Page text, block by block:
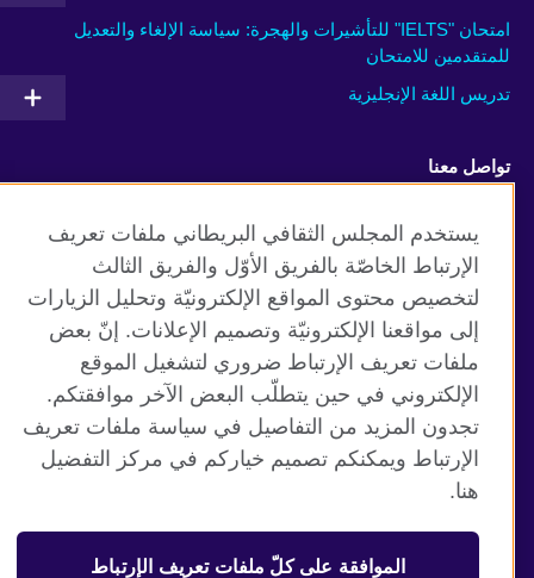
امتحان "IELTS" للتأشيرات والهجرة: سياسة الإلغاء والتعديل
للمتقدمين للامتحان
تدريس اللغة الإنجليزية
تواصل معنا
Facebook Twitter
Youtube TikTok
موقع المجلس الثقافي البريطاني العالمي
الخصوصية وشروط الاستخدام
ملفات تعريف الإرتباط
خارطة الموقع
يستخدم المجلس الثقافي البريطاني ملفات تعريف
الإرتباط الخاصّة بالفريق الأوّل والفريق الثالث
لتخصيص محتوى المواقع الإلكترونيّة وتحليل الزيارات
إلى مواقعنا الإلكترونيّة وتصميم الإعلانات. إنّ بعض
ملفات تعريف الإرتباط ضروري لتشغيل الموقع
الإلكتروني في حين يتطلّب البعض الآخر موافقتكم.
تجدون المزيد من التفاصيل في سياسة ملفات تعريف
الإرتباط ويمكنكم تصميم خياركم في مركز التفضيل
هنا.
الموافقة على كلّ ملفات تعريف الإرتباط